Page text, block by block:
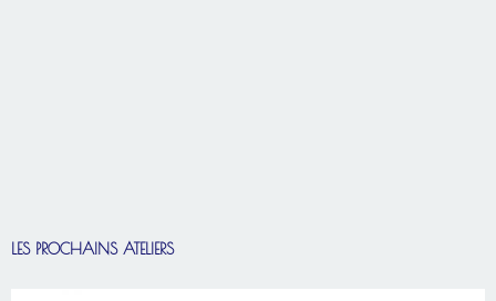
LES PROCHAINS ATELIERS